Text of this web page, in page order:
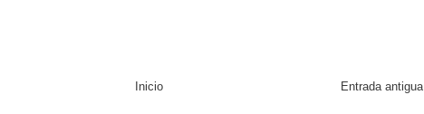
Entrada antigua
Inicio